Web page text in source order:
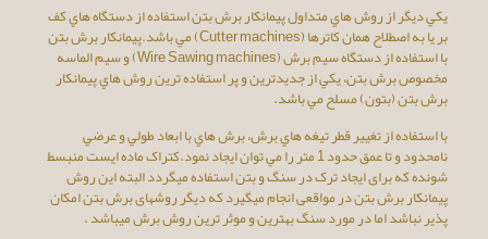
یكي دیگر از روش هاي متداول پیمانکار برش بتن استفاده از دستگاه هاي كف
بر يا به اصطلاح همان كاترها (Cutter machines) مي باشد.پیمانکار برش بتن
با استفاده از دستگاه سیم برش (Wire Sawing machines) و سیم الماسه
مخصوص برش بتن، يكي از جديدترين و پر استفاده ترین روش هاي پیمانکار
برش بتن (بتون) مسلح مي باشد.
با استفاده از تغيير قطر تيغه هاي برش، برش هاي با ابعاد طولي و عرضي
نامحدود و تا عمق حدود 1 متر را مي توان ايجاد نمود.کتراک ماده ایست منبسط
شونده که برای ایجاد ترک در سنگ و بتن استفاده میگردد البته این روش
پیمانکار برش بتن در مواقعی انجام میگیرد که دیگر روشهای برش بتن امکان
پذیر نباشد اما در مورد سنگ بهترین و موثر ترین روش برش میباشد .